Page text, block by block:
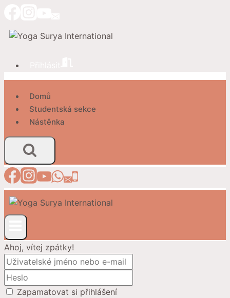
obsah
Domů
Studentská sekce
Nástěnka
Ahoj, vítej zpátky!
Zapamatovat si přihlášení